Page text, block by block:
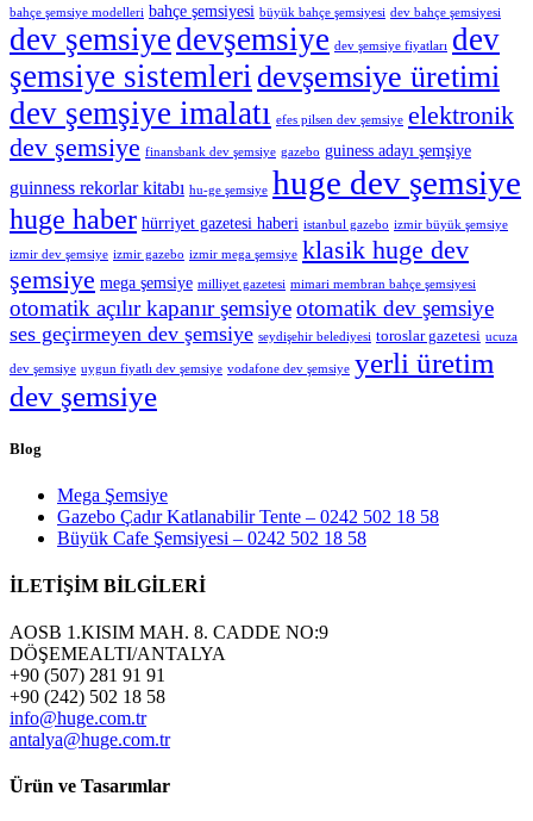
bahçe şemsiye modelleri bahçe şemsiyesi büyük bahçe şemsiyesi dev bahçe şemsiyesi
dev şemsiye devşemsiye dev şemsiye fiyatları dev
şemsiye sistemleri devşemsiye üretimi
dev şemşiye imalatı efes pilsen dev şemsiye elektronik
dev şemsiye finansbank dev şemsiye gazebo guiness adayı şemşiye
guinness rekorlar kitabı hu-ge şemsiye huge dev şemsiye
huge haber hürriyet gazetesi haberi istanbul gazebo izmir büyük şemsiye
izmir dev şemsiye izmir gazebo izmir mega şemsiye klasik huge dev
şemsiye mega şemsiye milliyet gazetesi mimari membran bahçe şemsiyesi
otomatik açılır kapanır şemsiyeotomatik dev şemsiye
ses geçirmeyen dev şemsiye seydişehir belediyesi toroslar gazetesi ucuza
dev şemsiye uygun fiyatlı dev şemsiye vodafone dev şemsiye yerli üretim
dev şemsiye
Blog
Mega Şemsiye
Gazebo Çadır Katlanabilir Tente – 0242 502 18 58
Büyük Cafe Şemsiyesi – 0242 502 18 58
İLETİŞİM BİLGİLERİ
AOSB 1.KISIM MAH. 8. CADDE NO:9
DÖŞEMEALTI/ANTALYA
+90 (507) 281 91 91
+90 (242) 502 18 58
info@huge.com.tr
antalya@huge.com.tr
Ürün ve Tasarımlar